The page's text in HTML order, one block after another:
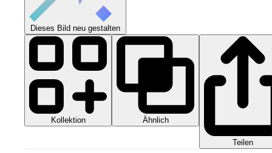
Dieses Bild neu gestalten
Kollektion Ähnlich
Teilen